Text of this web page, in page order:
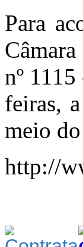
Para
nº
feiras,
meio
http://